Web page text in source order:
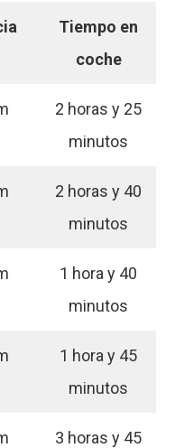
Tiempo en
coche
2 horas y 25
minutos
2 horas y 40
minutos
1 hora y 40
minutos
1 hora y 45
minutos
3 horas y 45